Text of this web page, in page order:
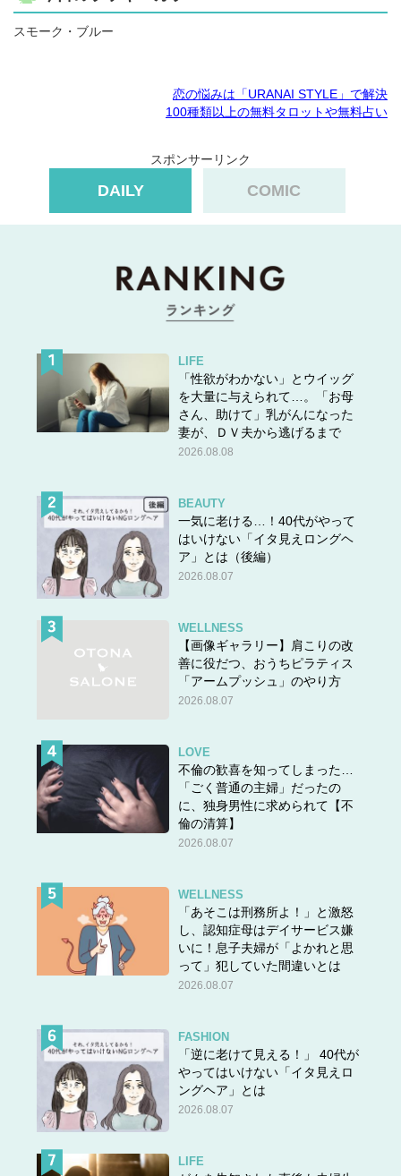
スモーク・ブルー
恋の悩みは「URANAI STYLE」で解決
100種類以上の無料タロットや無料占い
スポンサーリンク
DAILY COMIC
LIFE
「性欲がわかない」とウイッグ
を大量に与えられて…。「お母
さん、助けて」乳がんになった
妻が、ＤＶ夫から逃げるまで
2026.08.08
BEAUTY
一気に老ける…！40代がやって
はいけない「イタ見えロングヘ
ア」とは（後編）
2026.08.07
WELLNESS
【画像ギャラリー】肩こりの改
善に役だつ、おうちピラティス
「アームプッシュ」のやり方
2026.08.07
LOVE
不倫の歓喜を知ってしまった…
「ごく普通の主婦」だったの
に、独身男性に求められて【不
倫の清算】
2026.08.07
WELLNESS
「あそこは刑務所よ！」と激怒
し、認知症母はデイサービス嫌
いに！息子夫婦が「よかれと思
って」犯していた間違いとは
2026.08.07
FASHION
「逆に老けて見える！」 40代が
やってはいけない「イタ見えロ
ングヘア」とは
2026.08.07
LIFE